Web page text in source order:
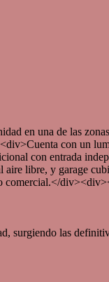
una de las
con un
con entrada
libre, y garage
comercial.</
surgiendo las